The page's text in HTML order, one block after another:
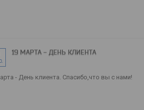
19 МАРТА - ДЕНЬ КЛИЕНТА
- День клиента. Спасибо,что вы с нами!